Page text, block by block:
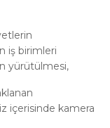
iş birimleri
yürütülmesi,
içerisinde kamera